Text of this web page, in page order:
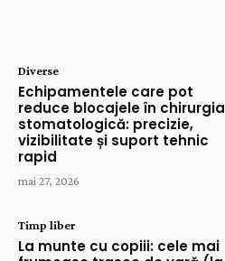
Diverse
Echipamentele care pot
reduce blocajele în chirurgia
stomatologică: precizie,
vizibilitate și suport tehnic
rapid
mai 27, 2026
Timp liber
La munte cu copiii: cele mai